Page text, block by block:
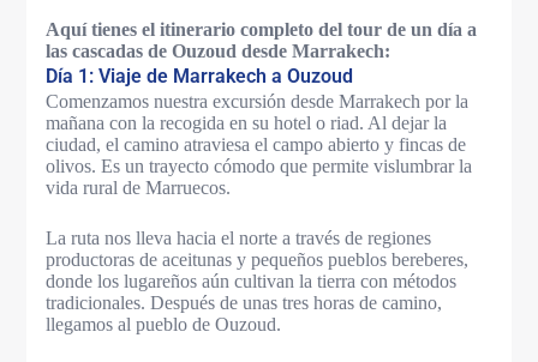
Aquí tienes el itinerario completo del tour de un día a
las cascadas de Ouzoud desde Marrakech:
Día 1: Viaje de Marrakech a Ouzoud
Comenzamos nuestra excursión desde Marrakech por la
mañana con la recogida en su hotel o riad. Al dejar la
ciudad, el camino atraviesa el campo abierto y fincas de
olivos. Es un trayecto cómodo que permite vislumbrar la
vida rural de Marruecos.
La ruta nos lleva hacia el norte a través de regiones
productoras de aceitunas y pequeños pueblos bereberes,
donde los lugareños aún cultivan la tierra con métodos
tradicionales. Después de unas tres horas de camino,
llegamos al pueblo de Ouzoud.